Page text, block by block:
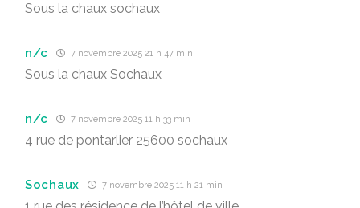
Sous la chaux sochaux
n/c 7 novembre 2025 21 h 47 min
Sous la chaux Sochaux
n/c 7 novembre 2025 11 h 33 min
4 rue de pontarlier 25600 sochaux
Sochaux 7 novembre 2025 11 h 21 min